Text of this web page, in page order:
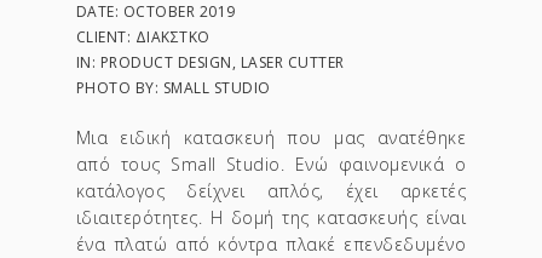
DATE: OCTOBER 2019
CLIENT: ΔΙΑΚΣΤΚΌ
IN: PRODUCT DESIGN, LASER CUTTER
PHOTO BY: SMALL STUDIO
Μια ειδική κατασκευή που μας ανατέθηκε
από τους Small Studio. Ενώ φαινομενικά ο
κατάλογος δείχνει απλός, έχει αρκετές
ιδιαιτερότητες. Η δομή της κατασκευής είναι
ένα πλατώ από κόντρα πλακέ επενδεδυμένο